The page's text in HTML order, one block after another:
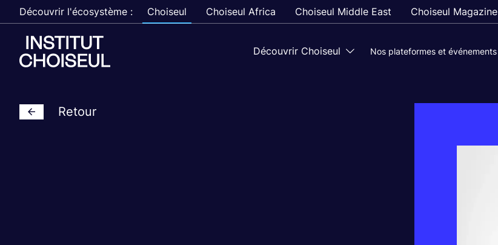
Découvrir l'écosystème : Choiseul Choiseul Africa Choiseul Middle East Choiseul Magazine
Découvrir Choiseul Nos plateformes et événements
Retour